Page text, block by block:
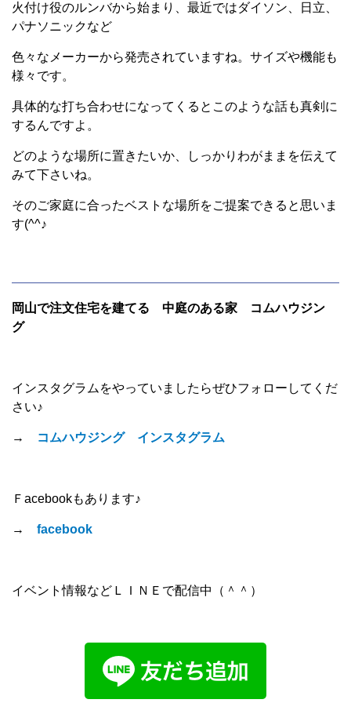
火付け役のルンバから始まり、最近ではダイソン、日立、
パナソニックなど
色々なメーカーから発売されていますね。サイズや機能も
様々です。
具体的な打ち合わせになってくるとこのような話も真剣に
するんですよ。
どのような場所に置きたいか、しっかりわがままを伝えて
みて下さいね。
そのご家庭に合ったベストな場所をご提案できると思いま
す(^^♪
岡山で注文住宅を建てる 中庭のある家 コムハウジン
グ
インスタグラムをやっていましたらぜひフォローしてくだ
さい♪
→ コムハウジング インスタグラム
Ｆacebookもあります♪
→ facebook
イベント情報などＬＩＮＥで配信中（＾＾）